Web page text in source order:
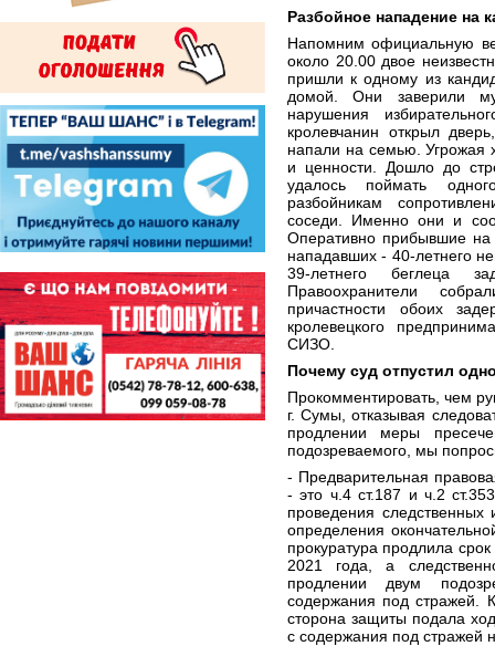
Разбойное нападение на
Напомним официальную
около 20.00 двое
пришли к одному из
домой. Они заверили
нарушения
кролевчанин открыл
напали на семью. Угрожая
и ценности. Дошло до
удалось поймать
разбойникам
соседи. Именно они и
Оперативно прибывшие на
нападавших - 40-летнего
39-летнего беглеца
Правоохранители
причастности обоих
кролевецкого
СИЗО.
Почему суд отпустил
Прокомментировать, чем
г. Сумы, отказывая
продлении меры
подозреваемого, мы
- Предварительная
- это ч.4 ст.187 и ч.2
проведения
определения
прокуратура продлила
2021 года, а
продлении двум
содержания под стражей.
сторона защиты подала
с содержания под стражей